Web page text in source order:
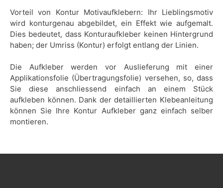
Vorteil von Kontur Motivaufklebern: Ihr Lieblingsmotiv
wird konturgenau abgebildet, ein Effekt wie aufgemalt.
Dies bedeutet, dass Konturaufkleber keinen Hintergrund
haben; der Umriss (Kontur) erfolgt entlang der Linien.
Die Aufkleber werden vor Auslieferung mit einer
Applikationsfolie (Übertragungsfolie) versehen, so, dass
Sie diese anschliessend einfach an einem Stück
aufkleben können. Dank der detaillierten Klebeanleitung
können Sie Ihre Kontur Aufkleber ganz einfach selber
montieren.